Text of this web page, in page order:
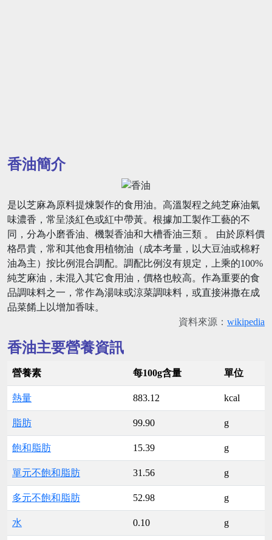
香油簡介
是以芝麻為原料提煉製作的食用油。高溫製程之純芝麻油氣
味濃香，常呈淡紅色或紅中帶黃。根據加工製作工藝的不
同，分為小磨香油、機製香油和大槽香油三類 。 由於原料價
格昂貴，常和其他食用植物油（成本考量，以大豆油或棉籽
油為主）按比例混合調配。調配比例沒有規定，上乘的100%
純芝麻油，未混入其它食用油，價格也較高。作為重要的食
品調味料之一，常作為湯味或涼菜調味料，或直接淋撒在成
品菜餚上以增加香味。
資料來源： wikipedia
香油主要營養資訊
營養素 每100g含量 單位
熱量 883.12 kcal
脂肪 99.90 g
飽和脂肪 15.39 g
單元不飽和脂肪 31.56 g
多元不飽和脂肪 52.98 g
水 0.10 g